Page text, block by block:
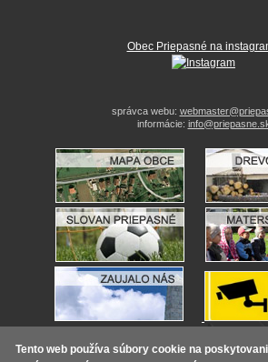
Obec Priepasné na
správca webu:
informácie:
2011-2026 ©Obec Priepasné
Tento web používa súbory cookie na